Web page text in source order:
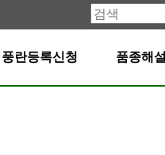
풍란등록신청 품종해설